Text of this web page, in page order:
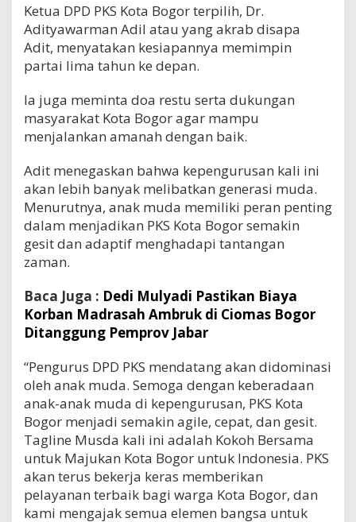
Ketua DPD PKS Kota Bogor terpilih, Dr.
Adityawarman Adil atau yang akrab disapa
Adit, menyatakan kesiapannya memimpin
partai lima tahun ke depan.
Ia juga meminta doa restu serta dukungan
masyarakat Kota Bogor agar mampu
menjalankan amanah dengan baik.
Adit menegaskan bahwa kepengurusan kali ini
akan lebih banyak melibatkan generasi muda.
Menurutnya, anak muda memiliki peran penting
dalam menjadikan PKS Kota Bogor semakin
gesit dan adaptif menghadapi tantangan
zaman.
Baca Juga : Dedi Mulyadi Pastikan Biaya
Korban Madrasah Ambruk di Ciomas Bogor
Ditanggung Pemprov Jabar
“Pengurus DPD PKS mendatang akan didominasi
oleh anak muda. Semoga dengan keberadaan
anak-anak muda di kepengurusan, PKS Kota
Bogor menjadi semakin agile, cepat, dan gesit.
Tagline Musda kali ini adalah Kokoh Bersama
untuk Majukan Kota Bogor untuk Indonesia. PKS
akan terus bekerja keras memberikan
pelayanan terbaik bagi warga Kota Bogor, dan
kami mengajak semua elemen bangsa untuk